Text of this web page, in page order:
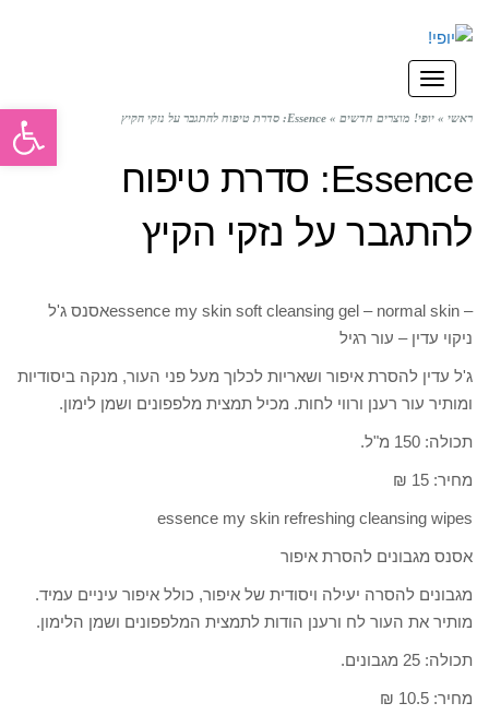
תפריט
ראשי » יופי! מוצרים חדשים » Essence: סדרת טיפוח להתגבר על נזקי הקיץ
Essence: סדרת טיפוח
להתגבר על נזקי הקיץ
– essence my skin soft cleansing gel – normal skinאסנס ג'ל
ניקוי עדין – עור רגיל
ג'ל עדין להסרת איפור ושאריות לכלוך מעל פני העור, מנקה ביסודיות
ומותיר עור רענן ורווי לחות. מכיל תמצית מלפפונים ושמן לימון.
תכולה: 150 מ"ל.
מחיר: 15 ₪
essence my skin refreshing cleansing wipes
אסנס מגבונים להסרת איפור
מגבונים להסרה יעילה ויסודית של איפור, כולל איפור עיניים עמיד.
מותיר את העור לח ורענן הודות לתמצית המלפפונים ושמן הלימון.
תכולה: 25 מגבונים.
מחיר: 10.5 ₪
פתח